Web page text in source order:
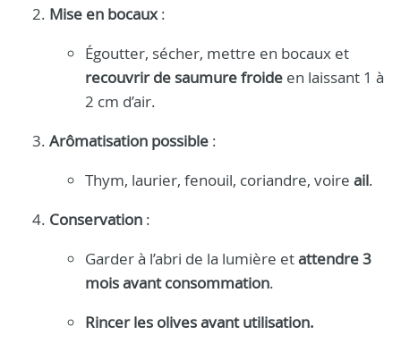
Mise en bocaux:
Égoutter, sécher, mettre en bocaux et
recouvrir de saumure froide en laissant 1 à
2 cm d’air.
Arômatisation possible :
Thym, laurier, fenouil, coriandre, voire ail.
Conservation :
Garder à l’abri de la lumière etattendre 3
mois avant consommation.
Rincer les olives avant utilisation.